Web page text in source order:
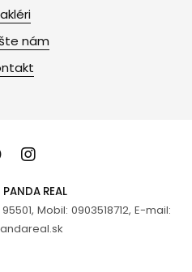
nám
REAL
Mobil: 0903518712, E-mail: